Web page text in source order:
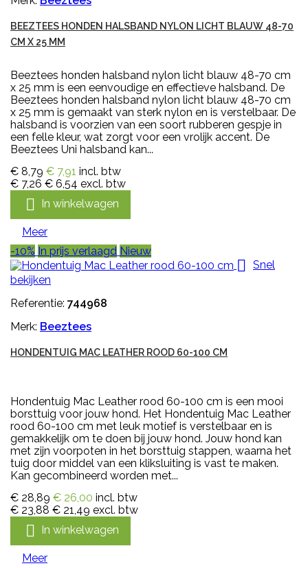
BEEZTEES HONDEN HALSBAND NYLON LICHT BLAUW 48-70
CM X 25 MM
Beeztees honden halsband nylon licht blauw 48-70 cm
x 25 mm is een eenvoudige en effectieve halsband. De
Beeztees honden halsband nylon licht blauw 48-70 cm
x 25 mm is gemaakt van sterk nylon en is verstelbaar. De
halsband is voorzien van een soort rubberen gespje in
een felle kleur, wat zorgt voor een vrolijk accent. De
Beeztees Uni halsband kan...
€ 8,79 € 7,91 incl. btw
€ 7,26 € 6,54 excl. btw
 In winkelwagen
Meer
-10% In prijs verlaagd Nieuw

Snel
bekijken
Referentie: 744968
Merk: Beeztees
HONDENTUIG MAC LEATHER ROOD 60-100 CM
Hondentuig Mac Leather rood 60-100 cm is een mooi
borsttuig voor jouw hond. Het Hondentuig Mac Leather
rood 60-100 cm met leuk motief is verstelbaar en is
gemakkelijk om te doen bij jouw hond. Jouw hond kan
met zijn voorpoten in het borsttuig stappen, waarna het
tuig door middel van een kliksluiting is vast te maken.
Kan gecombineerd worden met...
€ 28,89 € 26,00 incl. btw
€ 23,88 € 21,49 excl. btw
 In winkelwagen
Meer